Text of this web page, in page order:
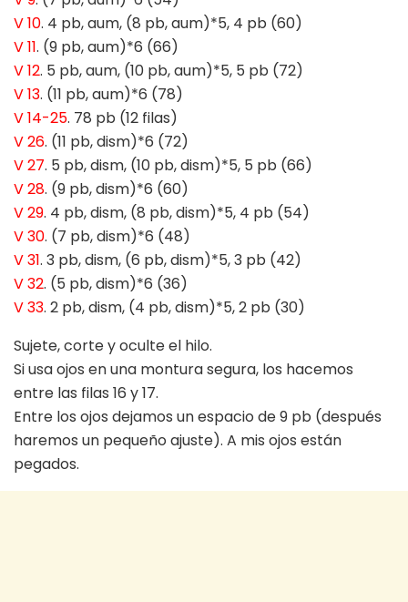
V 10. 4 pb, aum, (8 pb, aum)*5, 4 pb (60)
V 11. (9 pb, aum)*6 (66)
V 12. 5 pb, aum, (10 pb, aum)*5, 5 pb (72)
V 13. (11 pb, aum)*6 (78)
V 14-25. 78 pb (12 filas)
V 26. (11 pb, dism)*6 (72)
V 27. 5 pb, dism, (10 pb, dism)*5, 5 pb (66)
V 28. (9 pb, dism)*6 (60)
V 29. 4 pb, dism, (8 pb, dism)*5, 4 pb (54)
V 30. (7 pb, dism)*6 (48)
V 31. 3 pb, dism, (6 pb, dism)*5, 3 pb (42)
V 32. (5 pb, dism)*6 (36)
V 33. 2 pb, dism, (4 pb, dism)*5, 2 pb (30)
Sujete, corte y oculte el hilo.
Si usa ojos en una montura segura, los hacemos
entre las filas 16 y 17.
Entre los ojos dejamos un espacio de 9 pb (después
haremos un pequeño ajuste). A mis ojos están
pegados.